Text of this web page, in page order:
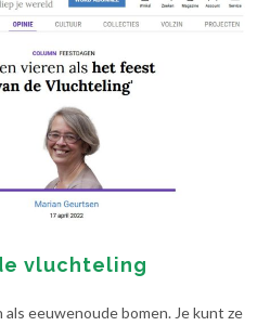
vluchteling
eeuwenoude bomen. Je kunt ze